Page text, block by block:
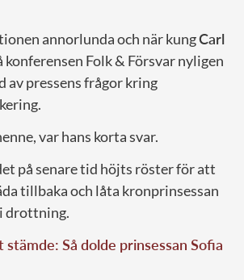
annorlunda och när kungCarl
konferensen Folk & Försvar nyligen
av pressens frågor kring
var hans korta svar.
på senare tid höjts röster för att
tillbaka och låta kronprinsessan
drottning.
stämde: Så dolde prinsessan Sofia